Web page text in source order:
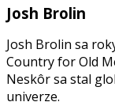
Josh Brolin
Josh Brolin sa
Country for Old
Neskôr sa stal
univerze.